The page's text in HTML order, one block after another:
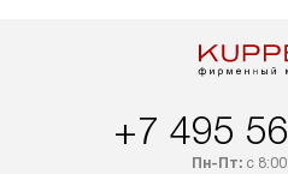
+7 495
Пн-Пт:с 8:00